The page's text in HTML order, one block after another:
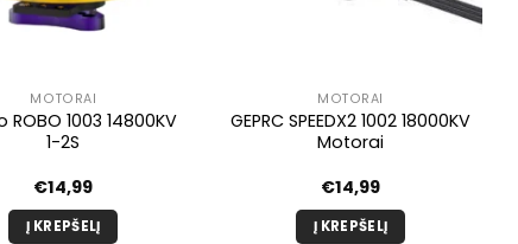
MOTORAI
ROBO 1003 14800KV
1-2S
€14,99
Į KREPŠELĮ
MOTORAI
GEPRC SPEEDX2 1002 18000KV
Motorai
€14,99
Į KREPŠELĮ